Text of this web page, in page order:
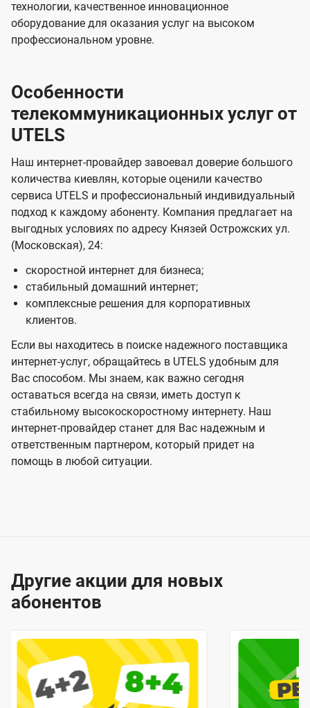
технологии, качественное инновационное
оборудование для оказания услуг на высоком
профессиональном уровне.
Особенности
телекоммуникационных услуг от
UTELS
Наш интернет-провайдер завоевал доверие большого
количества киевлян, которые оценили качество
сервиса UTELS и профессиональный индивидуальный
подход к каждому абоненту. Компания предлагает на
выгодных условиях по адресу Князей Острожских ул.
(Московская), 24:
скоростной интернет для бизнеса;
стабильный домашний интернет;
комплексные решения для корпоративных
клиентов.
Если вы находитесь в поиске надежного поставщика
интернет-услуг, обращайтесь в UTELS удобным для
Вас способом. Мы знаем, как важно сегодня
оставаться всегда на связи, иметь доступ к
стабильному высокоскоростному интернету. Наш
интернет-провайдер станет для Вас надежным и
ответственным партнером, который придет на
помощь в любой ситуации.
Другие акции для новых
абонентов